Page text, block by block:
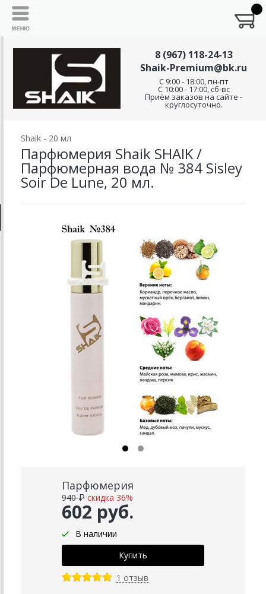
8 (967) 118-24-13
Shaik-Premium@bk.ru
C 9:00 - 18:00, пн-пт
С 10:00 - 17:00, сб-вс
Приём заказов на сайте -
круглосуточно.
Shaik - 20 мл
Парфюмерия Shaik SHAIK /
Парфюмерная вода № 384 Sisley
Soir De Lune, 20 мл.
Парфюмерия
602 руб.
940 ₽ скидка 36%
В наличии
1 отзыв